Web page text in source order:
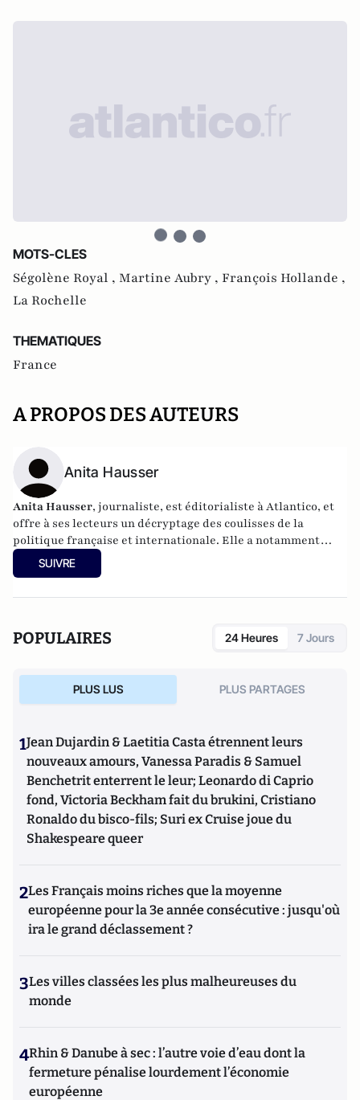
MOTS-CLES
Ségolène Royal , Martine Aubry , François Hollande ,
La Rochelle
THEMATIQUES
France
A PROPOS DES AUTEURS
Anita Hausser
Anita Hausser, journaliste, est éditorialiste à Atlantico, et
offre à ses lecteurs un décryptage des coulisses de la
politique française et internationale. Elle a notamment
publiéSarkozy, itinéraire d'une ambition
l'Archipel, 2003). Elle a également réalisé les documentaires
SUIVRE
POPULAIRES 24 Heures 7 Jours
PLUS LUS PLUS PARTAGES
1Jean Dujardin & Laetitia Casta étrennent leurs
nouveaux amours, Vanessa Paradis & Samuel
Benchetrit enterrent le leur; Leonardo di Caprio
fond, Victoria Beckham fait du brukini, Cristiano
Ronaldo du bisco-fils; Suri ex Cruise joue du
Shakespeare queer
2Les Français moins riches que la moyenne
européenne pour la 3e année consécutive : jusqu'où
ira le grand déclassement ?
3Les villes classées les plus malheureuses du
monde
4Rhin & Danube à sec : l’autre voie d’eau dont la
fermeture pénalise lourdement l’économie
européenne